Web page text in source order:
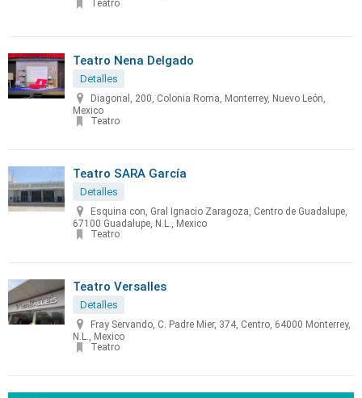
Teatro
Teatro Nena Delgado
Detalles
Diagonal, 200, Colonia Roma, Monterrey, Nuevo León,
Mexico
Teatro
Teatro SARA García
Detalles
Esquina con, Gral Ignacio Zaragoza, Centro de Guadalupe,
67100 Guadalupe, N.L., Mexico
Teatro
Teatro Versalles
Detalles
Fray Servando, C. Padre Mier, 374, Centro, 64000 Monterrey,
N.L., Mexico
Teatro